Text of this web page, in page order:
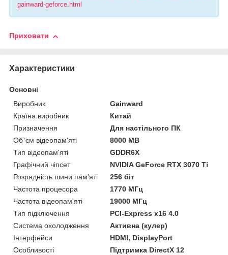
gainward-geforce.html
Приховати
Характеристики
Основні
Виробник
Gainward
Країна виробник
Китай
Призначення
Для настільного ПК
Об`єм відеопам'яті
8000 MB
Тип відеопам'яті
GDDR6X
Графічний чіпсет
NVIDIA GeForce RTX 3070 Ti
Розрядність шини пам'яті
256 біт
Частота процесора
1770 МГц
Частота відеопам'яті
19000 МГц
Тип підключення
PCI-Express x16 4.0
Система охолодження
Активна (кулер)
Інтерфейси
HDMI, DisplayPort
Особливості
Підтримка DirectX 12